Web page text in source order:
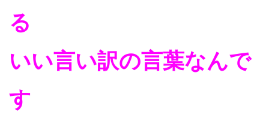
る
いい言い訳の言葉なんで
す